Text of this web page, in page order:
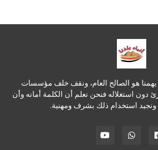
يهمنا هو الصالح العام، ونقف خلف مؤسسات
دون استغلاله فنحن نعلم أن الكلمة أمانه وأن
ونجيد استخدام ذلك بشرف ومهنية.